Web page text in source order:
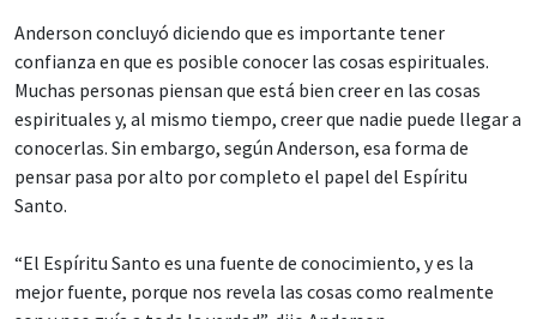
Anderson concluyó diciendo que es importante tener
confianza en que es posible conocer las cosas espirituales.
Muchas personas piensan que está bien creer en las cosas
espirituales y, al mismo tiempo, creer que nadie puede llegar a
conocerlas. Sin embargo, según Anderson, esa forma de
pensar pasa por alto por completo el papel del Espíritu
Santo.
“El Espíritu Santo es una fuente de conocimiento, y es la
mejor fuente, porque nos revela las cosas como realmente